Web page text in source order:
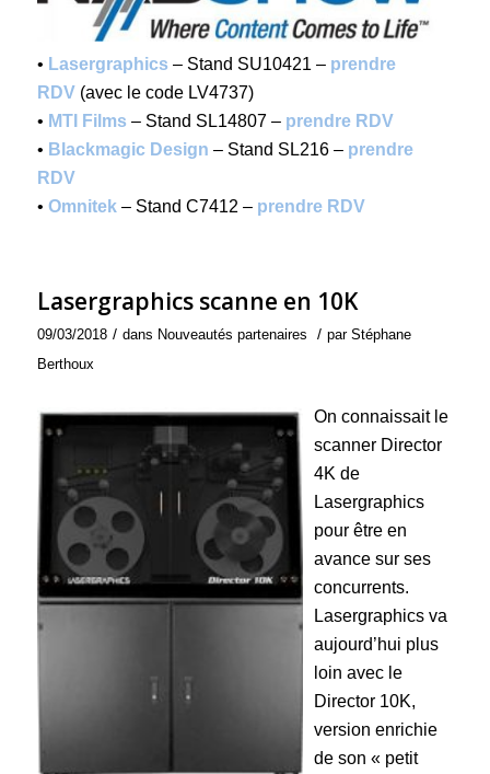
• Lasergraphics – Stand SU10421 – prendre
RDV(avec le code LV4737)
• MTI Films – Stand SL14807 – prendre RDV
• Blackmagic Design – Stand SL216 – prendre
RDV
• Omnitek– Stand C7412 – prendre RDV
Lasergraphics scanne en 10K
09/03/2018 / dans Nouveautés partenaires / par Stéphane
Berthoux
On connaissait le
scanner Director
4K de
Lasergraphics
pour être en
avance sur ses
concurrents.
Lasergraphics va
aujourd’hui plus
loin avec le
Director 10K,
version enrichie
de son « petit